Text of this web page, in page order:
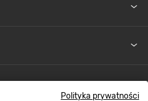
Polityka prywatności